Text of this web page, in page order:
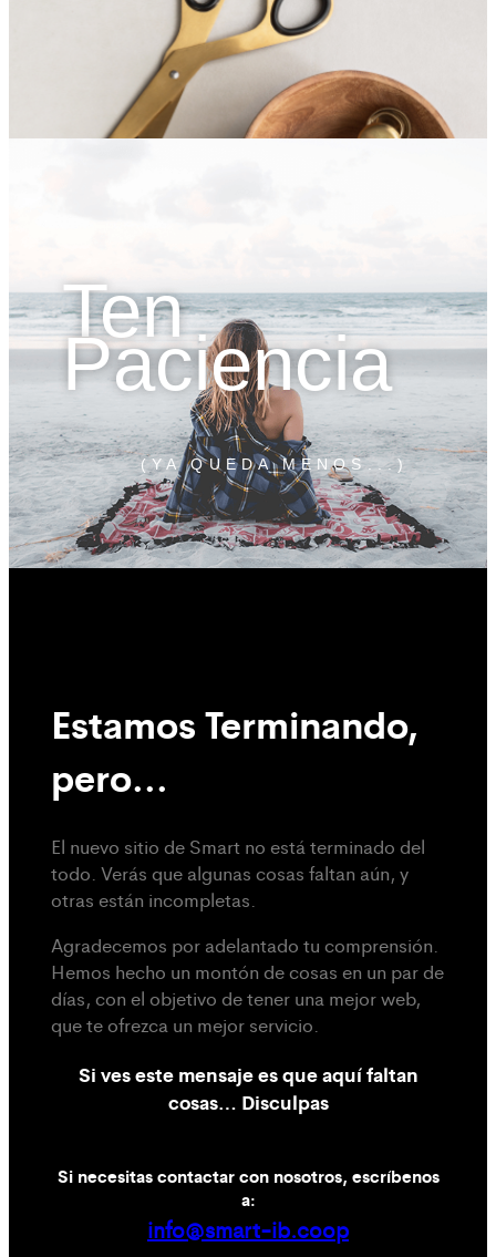
Ten
Paciencia
(YA QUEDA MENOS...)
Estamos Terminando,
pero...
El nuevo sitio de Smart no está terminado del
todo. Verás que algunas cosas faltan aún, y
otras están incompletas.
Agradecemos por adelantado tu comprensión.
Hemos hecho un montón de cosas en un par de
días, con el objetivo de tener una mejor web,
que te ofrezca un mejor servicio.
Si ves este mensaje es que aquí faltan
cosas… Disculpas
Si necesitas contactar con nosotros, escríbenos
a:
info@smart-ib.coop